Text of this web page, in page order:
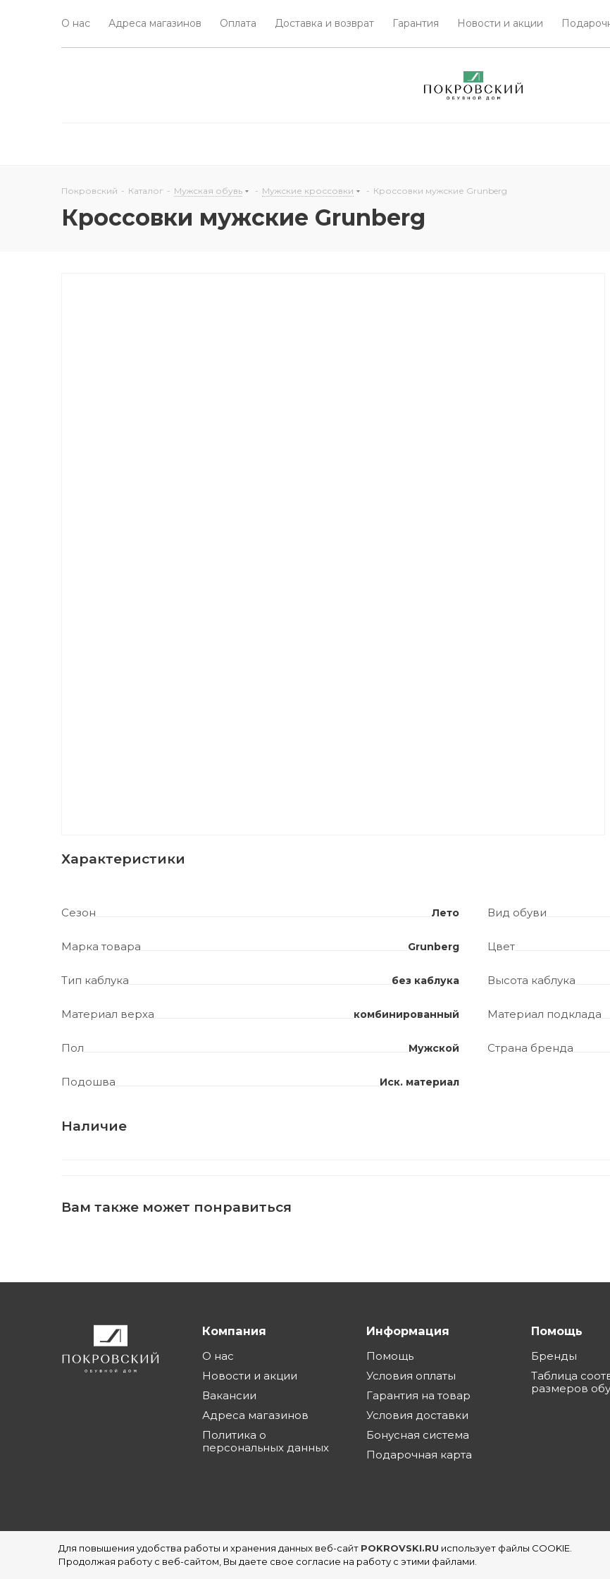
Для повышения удобства работы и хранения данных веб-сайт POKROVSKI.RU использует файлы COOKIE.
Продолжая работу с веб-сайтом, Вы даете свое согласие на работу с этими файлами.
О нас Адреса магазинов Оплата Доставка и возврат Гарантия Новости и акции
Покровский - Каталог - Мужская обувь - Мужские кроссовки - Кроссовки мужские Grunberg
Кроссовки мужские Grunberg
Характеристики
Сезон Лето Вид обуви
Марка товара Grunberg Цвет
Тип каблука без каблука Высота каблука
Материал верха комбинированный Материал подклада
Пол Мужской Страна бренда
Подошва Иск. материал
Наличие
Вам также может понравиться
Компания
О нас
Новости и акции
Вакансии
Адреса магазинов
Политика о
персональных данных
Информация
Помощь
Условия оплаты
Гарантия на товар
Условия доставки
Бонусная система
Подарочная карта
Помощь
Бренды
Таблица
размеров
©1997 - 2026 Обувной Дом "Покровский" - сеть магазинов обуви в Екатеринбурге